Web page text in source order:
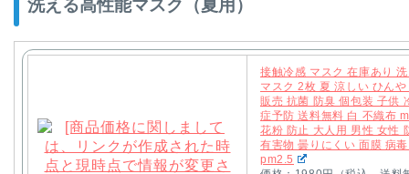
洗える高性能マスク（夏用）
接触冷感 マスク 在庫あり
マスク 2枚 夏 涼しい ひん
販売 抗菌 防臭 個包装 子供
症予防 送料無料 白 不織布
花粉 防止 大人用 男性 女性
有害物 曇りにくい 面膜 病
pm2.5